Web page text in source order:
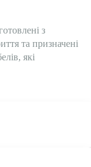
з
та призначені
які